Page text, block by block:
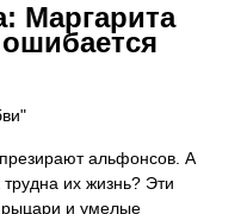
Маргарита
альфонсов. А
их жизнь? Эти
и умелые